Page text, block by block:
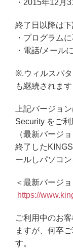
・2015年12月
終了日以降は
・プログラム
・電話/メール
※.ウィルスパ
も継続されます
上記バージョ
Security をご利
（最新バージ
終了した
ールしパソコ
＜最新バージ
https://
ご利用中のお
ますが、何卒
す。